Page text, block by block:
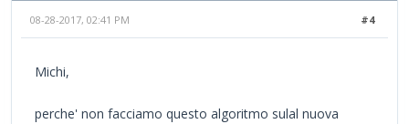
#4
08-28-2017, 02:41 PM
Michi,
perche' non facciamo questo algoritmo sulal nuova